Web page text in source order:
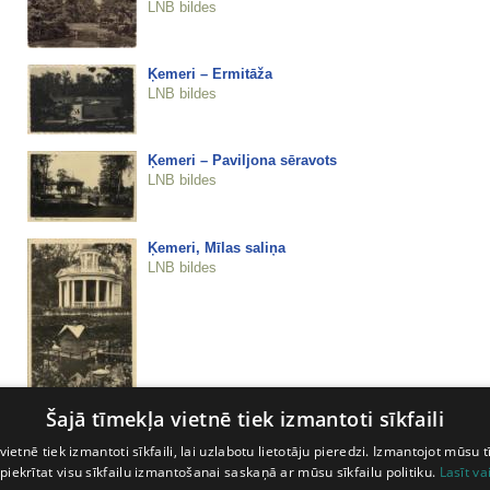
LNB bildes
Ķemeri – Ermitāža
LNB bildes
Ķemeri – Paviljona sēravots
LNB bildes
Ķemeri, Mīlas saliņa
LNB bildes
Ķemeri, Ūdenstornis
LNB bildes
Šajā tīmekļa vietnē tiek izmantoti sīkfaili
tiek izmantoti sīkfaili, lai uzlabotu lietotāju pieredzi. Izmantojot mūsu
visu sīkfailu izmantošanai saskaņā ar mūsu sīkfailu politiku. Lasīt